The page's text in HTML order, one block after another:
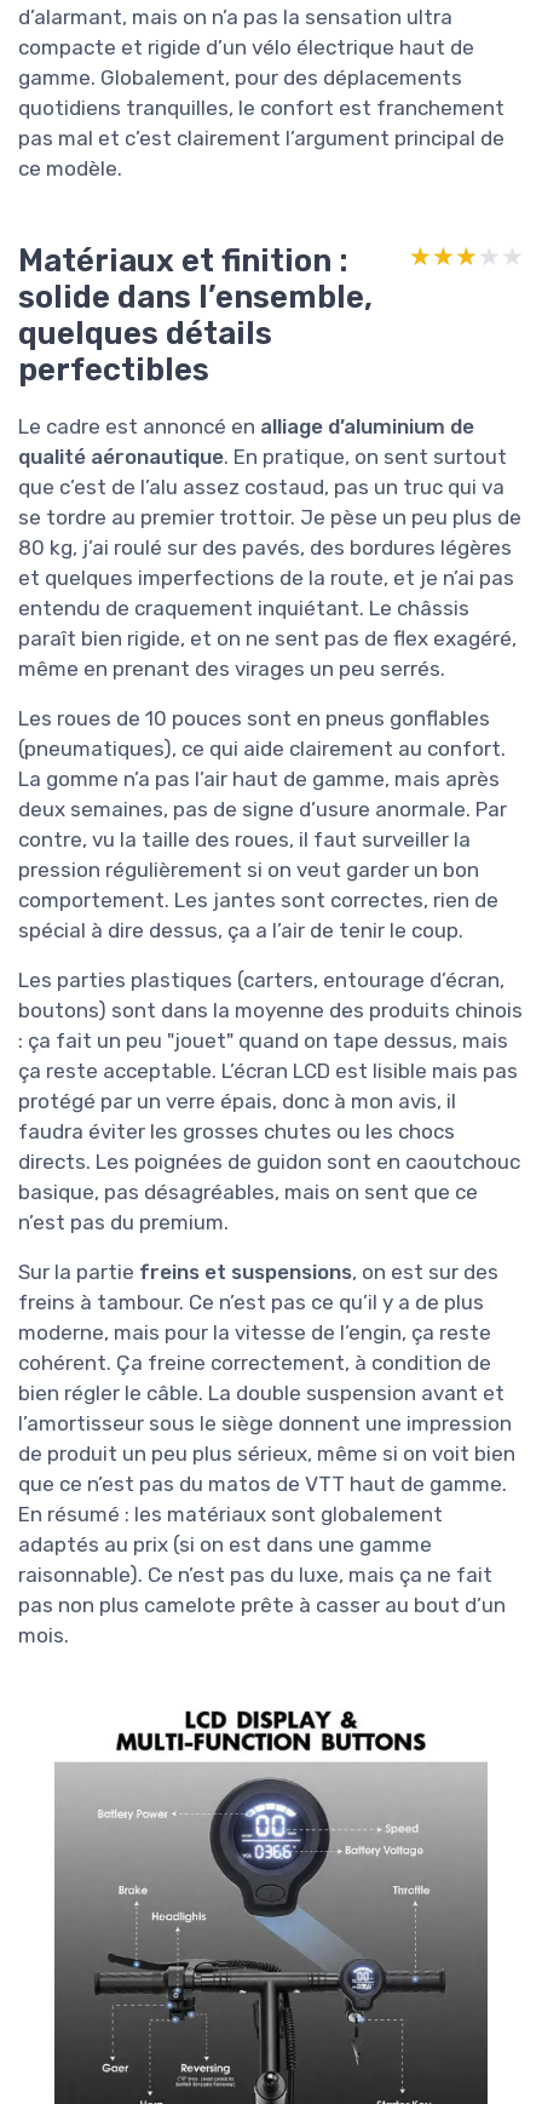
d’alarmant, mais on n’a pas la sensation ultra
compacte et rigide d’un vélo électrique haut de
gamme. Globalement, pour des déplacements
quotidiens tranquilles, le confort est franchement
pas mal et c’est clairement l’argument principal de
ce modèle.
Matériaux et finition :
solide dans l’ensemble,
quelques détails
perfectibles
★★★★★
★★★★★
Le cadre est annoncé en alliage d’aluminium de
qualité aéronautique. En pratique, on sent surtout
que c’est de l’alu assez costaud, pas un truc qui va
se tordre au premier trottoir. Je pèse un peu plus de
80 kg, j’ai roulé sur des pavés, des bordures légères
et quelques imperfections de la route, et je n’ai pas
entendu de craquement inquiétant. Le châssis
paraît bien rigide, et on ne sent pas de flex exagéré,
même en prenant des virages un peu serrés.
Les roues de 10 pouces sont en pneus gonflables
(pneumatiques), ce qui aide clairement au confort.
La gomme n’a pas l’air haut de gamme, mais après
deux semaines, pas de signe d’usure anormale. Par
contre, vu la taille des roues, il faut surveiller la
pression régulièrement si on veut garder un bon
comportement. Les jantes sont correctes, rien de
spécial à dire dessus, ça a l’air de tenir le coup.
Les parties plastiques (carters, entourage d’écran,
boutons) sont dans la moyenne des produits chinois
: ça fait un peu "jouet" quand on tape dessus, mais
ça reste acceptable. L’écran LCD est lisible mais pas
protégé par un verre épais, donc à mon avis, il
faudra éviter les grosses chutes ou les chocs
directs. Les poignées de guidon sont en caoutchouc
basique, pas désagréables, mais on sent que ce
n’est pas du premium.
Sur la partie freins et suspensions, on est sur des
freins à tambour. Ce n’est pas ce qu’il y a de plus
moderne, mais pour la vitesse de l’engin, ça reste
cohérent. Ça freine correctement, à condition de
bien régler le câble. La double suspension avant et
l’amortisseur sous le siège donnent une impression
de produit un peu plus sérieux, même si on voit bien
que ce n’est pas du matos de VTT haut de gamme.
En résumé : les matériaux sont globalement
adaptés au prix (si on est dans une gamme
raisonnable). Ce n’est pas du luxe, mais ça ne fait
pas non plus camelote prête à casser au bout d’un
mois.